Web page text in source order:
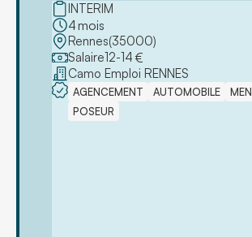
INTERIM
4mois
Rennes(35000)
Salaire12-14 €
Camo Emploi RENNES
AGENCEMENT AUTOMOBILE
POSEUR